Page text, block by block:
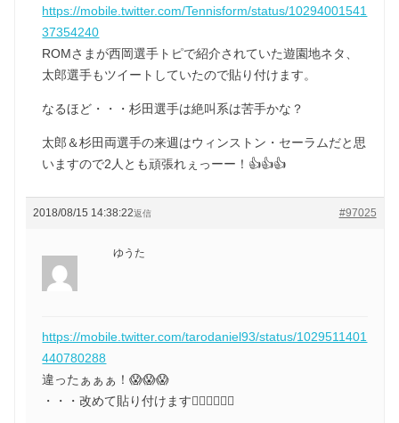
https://mobile.twitter.com/Tennisform/status/10294001541
37354240
ROMさまが西岡選手トピで紹介されていた遊園地ネタ、
太郎選手もツイートしていたので貼り付けます。
なるほど・・・杉田選手は絶叫系は苦手かな？
太郎＆杉田両選手の来週はウィンストン・セーラムだと思
いますので2人とも頑張れぇっーー！👍👍👍
2018/08/15 14:38:22 #97025
返信
ゆうた
https://mobile.twitter.com/tarodaniel93/status/1029511401
440780288
違ったぁぁぁ！😱😱😱
・・・改めて貼り付けます🙇‍♂️🙇‍♂️🙇‍♂️